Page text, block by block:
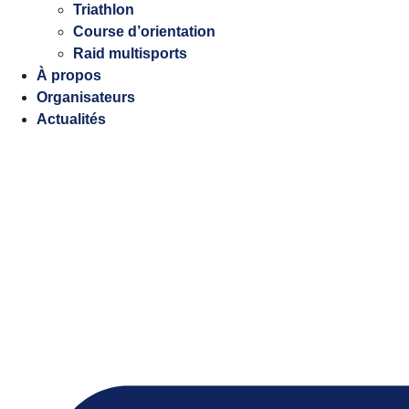
Triathlon
Course d’orientation
Raid multisports
À propos
Organisateurs
Actualités